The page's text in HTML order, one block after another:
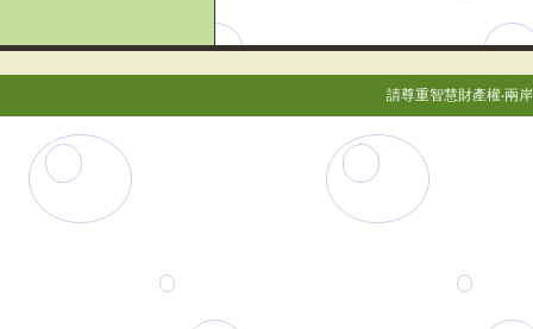
請尊重智慧財產權‧兩